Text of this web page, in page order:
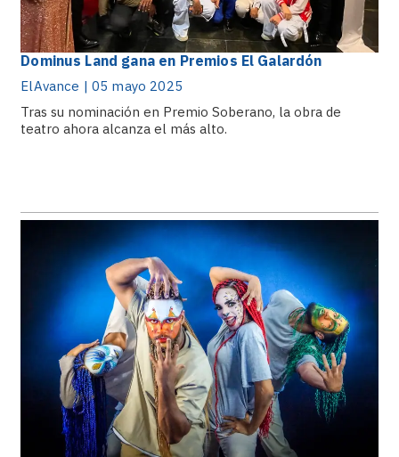
Dominus Land gana en Premios El Galardón
ElAvance | 05 mayo 2025
Tras su nominación en Premio Soberano, la obra de
teatro ahora alcanza el más alto.